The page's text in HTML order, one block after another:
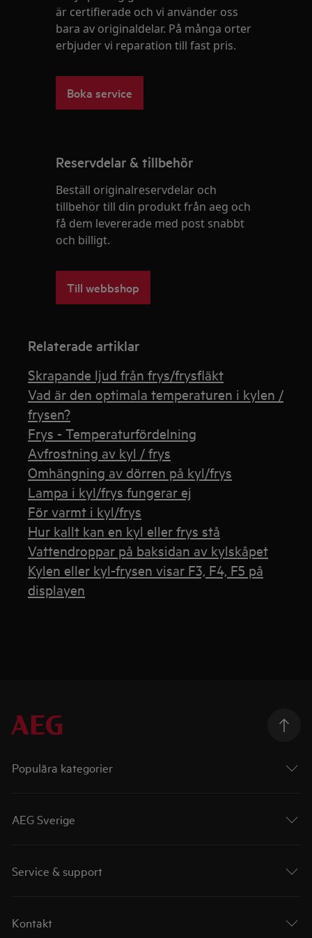
är certifierade och vi använder oss
bara av originaldelar. På många orter
erbjuder vi reparation till fast pris.
Boka service
Reservdelar & tillbehör
Beställ originalreservdelar och
tillbehör till din produkt från aeg och
få dem levererade med post snabbt
och billigt.
Till webbshop
Relaterade artiklar
Skrapande ljud från frys/frysfläkt
Vad är den optimala temperaturen i kylen /
frysen?
Frys - Temperaturfördelning
Avfrostning av kyl / frys
Omhängning av dörren på kyl/frys
Lampa i kyl/frys fungerar ej
För varmt i kyl/frys
Hur kallt kan en kyl eller frys stå
Vattendroppar på baksidan av kylskåpet
Kylen eller kyl-frysen visar F3, F4, F5 på
displayen
Populära kategorier
AEG Sverige
Service & support
Kontakt